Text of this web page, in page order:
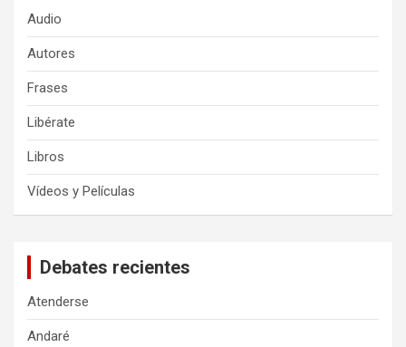
Audio
Autores
Frases
Libérate
Libros
Vídeos y Películas
Debates recientes
Atenderse
Andaré